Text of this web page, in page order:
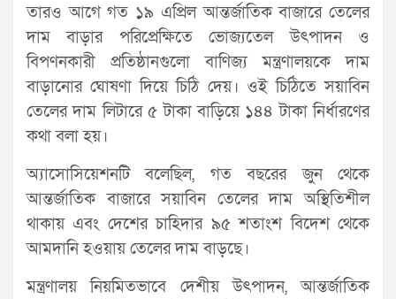
তারও আগে গত ১৯ এপ্রিল আন্তর্জাতিক বাজারে তেলের
দাম বাড়ার পরিপ্রেক্ষিতে ভোজ্যতেল উৎপাদন ও
বিপণনকারী প্রতিষ্ঠানগুলো বাণিজ্য মন্ত্রণালয়কে দাম
বাড়ানোর ঘোষণা দিয়ে চিঠি দেয়। ওই চিঠিতে সয়াবিন
তেলের দাম লিটারে ৫ টাকা বাড়িয়ে ১৪৪ টাকা নির্ধারণের
কথা বলা হয়।
অ্যাসোসিয়েশনটি বলেছিল, গত বছরের জুন থেকে
আন্তর্জাতিক বাজারে সয়াবিন তেলের দাম অস্থিতিশীল
থাকায় এবং দেশের চাহিদার ৯৫ শতাংশ বিদেশ থেকে
আমদানি হওয়ায় তেলের দাম বাড়ছে।
মন্ত্রণালয় নিয়মিতভাবে দেশীয় উৎপাদন, আন্তর্জাতিক